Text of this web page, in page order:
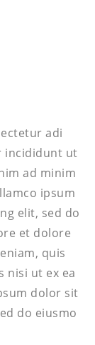
adi
incididunt ut
ad minim
ipsum
elit, sed do
et dolore
quis
nisi ut ex ea
dolor sit
do eiusmo